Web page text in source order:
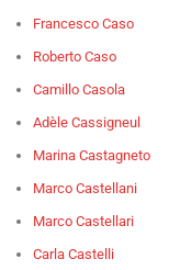
Francesco Caso
Roberto Caso
Camillo Casola
Adèle Cassigneul
Marina Castagneto
Marco Castellani
Marco Castellari
Carla Castelli